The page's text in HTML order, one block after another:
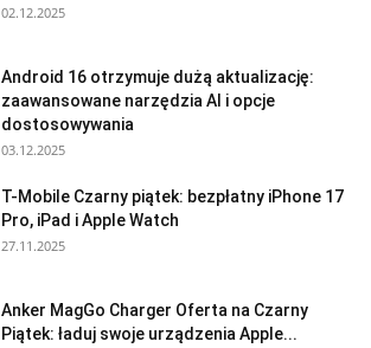
02.12.2025
Android 16 otrzymuje dużą aktualizację:
zaawansowane narzędzia AI i opcje
dostosowywania
03.12.2025
T-Mobile Czarny piątek: bezpłatny iPhone 17
Pro, iPad i Apple Watch
27.11.2025
Anker MagGo Charger Oferta na Czarny
Piątek: ładuj swoje urządzenia Apple...